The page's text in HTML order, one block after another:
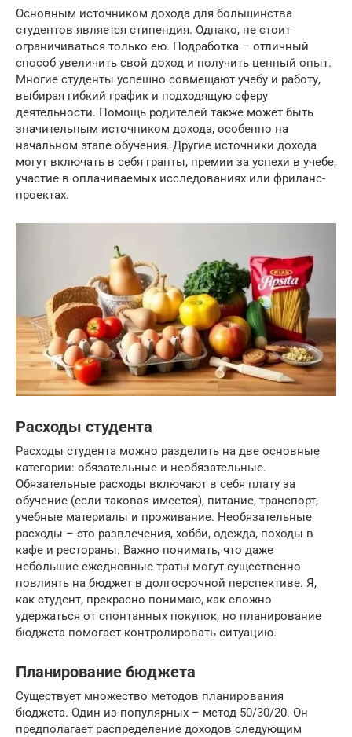
Основным источником дохода для большинства
студентов является стипендия. Однако, не стоит
ограничиваться только ею. Подработка – отличный
способ увеличить свой доход и получить ценный опыт.
Многие студенты успешно совмещают учебу и работу,
выбирая гибкий график и подходящую сферу
деятельности. Помощь родителей также может быть
значительным источником дохода, особенно на
начальном этапе обучения. Другие источники дохода
могут включать в себя гранты, премии за успехи в учебе,
участие в оплачиваемых исследованиях или фриланс-
проектах.
Расходы студента
Расходы студента можно разделить на две основные
категории: обязательные и необязательные.
Обязательные расходы включают в себя плату за
обучение (если таковая имеется), питание, транспорт,
учебные материалы и проживание. Необязательные
расходы – это развлечения, хобби, одежда, походы в
кафе и рестораны. Важно понимать, что даже
небольшие ежедневные траты могут существенно
повлиять на бюджет в долгосрочной перспективе. Я,
как студент, прекрасно понимаю, как сложно
удержаться от спонтанных покупок, но планирование
бюджета помогает контролировать ситуацию.
Планирование бюджета
Существует множество методов планирования
бюджета. Один из популярных – метод 50/30/20. Он
предполагает распределение доходов следующим